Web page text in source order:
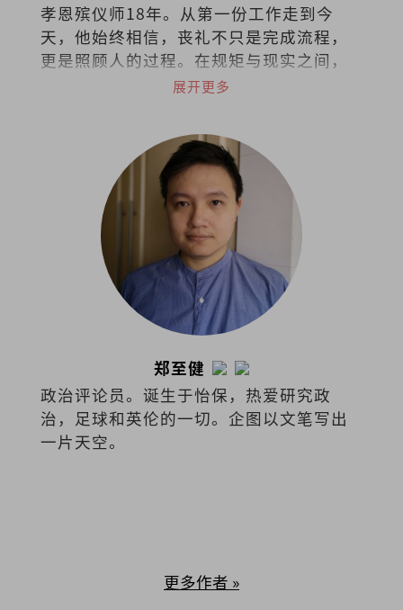
孝恩殡仪师18年。从第一份工作走到今
天，他始终相信，丧礼不只是完成流程，
更是照顾人的过程。在规矩与现实之间，
他选择把同理留给活着的人。
展开更多
郑至健
政治评论员。诞生于怡保，热爱研究政
治，足球和英伦的一切。企图以文笔写出
一片天空。
更多作者 »